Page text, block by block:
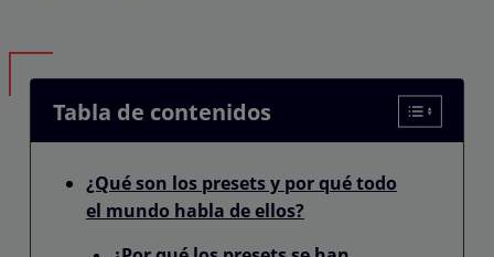
Tabla de contenidos
¿Qué son los presets y por qué todo
el mundo habla de ellos?